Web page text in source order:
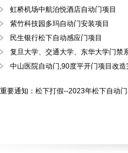
虹桥机场中航泊悦酒店自动门项目
紫竹科技园多玛自动门安装项目
民生银行松下自动感应门项目
复旦大学、交通大学、东华大学门禁
中山医院自动门,90度平开门项目改造
重要通知：松下打假--2023年松下自动